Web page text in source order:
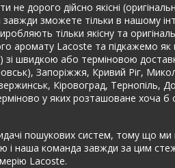
дорого дійсно якісні
зможете тільки в нашому
тільки якісну та
аромату Lacoste та підкажемо
швидкою або терміновою
Запоріжжя, Кривий Ріг,
Кіровоград,
у яких розташоване хоча
пошукових систем, тому що
наша команда завжди за цим
Lacoste.